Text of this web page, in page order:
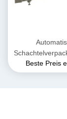
hine PLC-
Beste Preis